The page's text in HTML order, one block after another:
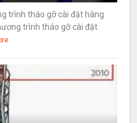
trình tháo gỡ cài đặt hàng
trình tháo gỡ cài đặt